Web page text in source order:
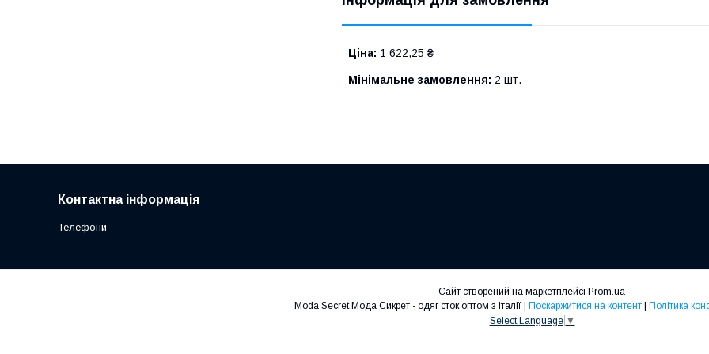
Ціна: 1 622,25 ₴
Мінімальне замовлення: 2 шт.
Контактна інформація
Телефони
Сайт створений на маркетплейсі Prom.ua
Moda Secret Мода Сикрет - одяг сток оптом з Італії | Поскаржитися на контент | Політика
Select Language ▼